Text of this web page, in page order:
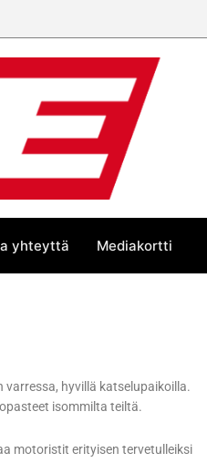
yhteyttä Mediakortti
hyvillä katselupaikoilla.
isommilta teiltä.
motoristit erityisen tervetulleiksi